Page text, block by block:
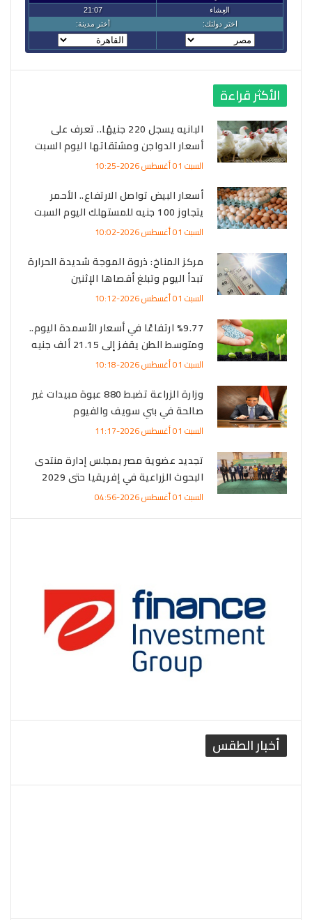
الأكثر قراءة
البانيه يسجل 220 جنيهًا.. تعرف على
أسعار الدواجن ومشتقاتها اليوم السبت
السبت 01 أغسطس 2026-10:25
أسعار البيض تواصل الارتفاع.. الأحمر
يتجاوز 100 جنيه للمستهلك اليوم السبت
السبت 01 أغسطس 2026-10:02
مركز المناخ: ذروة الموجة شديدة الحرارة
تبدأ اليوم وتبلغ أقصاها الإثنين
السبت 01 أغسطس 2026-10:12
%9.77 ارتفاعًا في أسعار الأسمدة اليوم..
ومتوسط الطن يقفز إلى 21.15 ألف جنيه
السبت 01 أغسطس 2026-10:18
وزارة الزراعة تضبط 880 عبوة مبيدات غير
صالحة في بني سويف والفيوم
السبت 01 أغسطس 2026-11:17
تجديد عضوية مصر بمجلس إدارة منتدى
البحوث الزراعية في إفريقيا حتى 2029
السبت 01 أغسطس 2026-04:56
أخبار الطقس